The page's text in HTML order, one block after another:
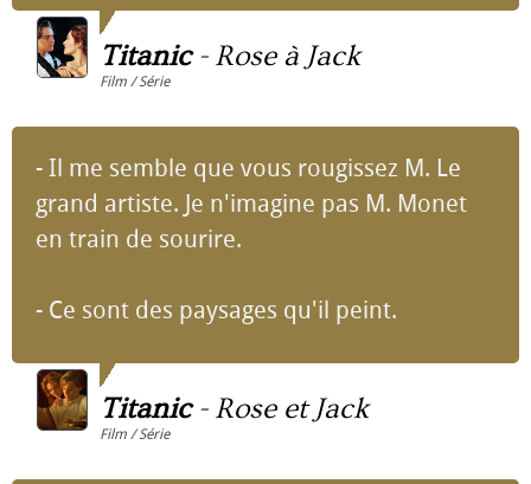
Titanic- Rose à Jack
Film / Série
- Il me semble que vous rougissez M. Le
grand artiste. Je n'imagine pas M. Monet
en train de sourire.
- Ce sont des paysages qu'il peint.
Titanic- Rose et Jack
Film / Série